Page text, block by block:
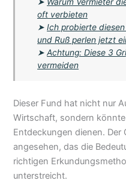
oft verbieten
➤Ich probierte
und Ruß perlen jetzt
➤Achtung: Diese 3
vermeiden
Dieser Fund hat nicht nur
Wirtschaft, sondern
Entdeckungen dienen. Der
angesehen, das die
richtigen
unterstreicht.